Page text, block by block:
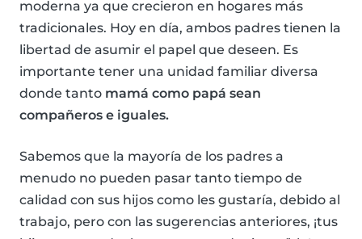
moderna ya que crecieron en hogares más
tradicionales. Hoy en día, ambos padres tienen la
libertad de asumir el papel que deseen. Es
importante tener una unidad familiar diversa
donde tanto mamá como papá sean
compañeros e iguales.
Sabemos que la mayoría de los padres a
menudo no pueden pasar tanto tiempo de
calidad con sus hijos como les gustaría, debido al
trabajo, pero con las sugerencias anteriores, ¡tus